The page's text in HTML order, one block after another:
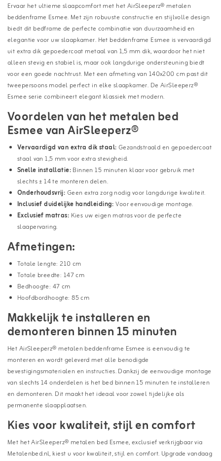
Ervaar het ultieme slaapcomfort met het AirSleeperz® metalen
beddenframe Esmee. Met zijn robuuste constructie en stijlvolle design
biedt dit bedframe de perfecte combinatie van duurzaamheid en
elegantie voor uw slaapkamer. Het beddenframe Esmee is vervaardigd
uit extra dik gepoedercoat metaal van 1,5 mm dik, waardoor het niet
alleen stevig en stabiel is, maar ook langdurige ondersteuning biedt
voor een goede nachtrust. Met een afmeting van 140x200 cm past dit
tweepersoons model perfect in elke slaapkamer. De AirSleeperz®
Esmee serie combineert elegant klassiek met modern.
Voordelen van het metalen bed
Esmee van AirSleeperz®
Vervaardigd van extra dik staal: Gezandstraald en gepoedercoat
staal van 1,5 mm voor extra stevigheid.
Snelle installatie:Binnen 15 minuten klaar voor gebruik met
slechts ± 14 te monteren delen.
Onderhoudsvrij: Geen extra zorg nodig voor langdurige kwaliteit.
Inclusief duidelijke handleiding:Voor eenvoudige montage.
Exclusief matras: Kies uw eigen matras voor de perfecte
slaapervaring.
Afmetingen:
Totale lengte: 210 cm
Totale breedte: 147 cm
Bedhoogte: 47 cm
Hoofdbordhoogte: 85 cm
Makkelijk te installeren en
demonteren binnen 15 minuten
Het AirSleeperz® metalen beddenframe Esmee is eenvoudig te
monteren en wordt geleverd met alle benodigde
bevestigingsmaterialen en instructies. Dankzij de eenvoudige montage
van slechts 14 onderdelen is het bed binnen 15 minuten te installeren
en demonteren. Dit maakt het ideaal voor zowel tijdelijke als
permanente slaapplaatsen.
Kies voor kwaliteit, stijl en comfort
Met het AirSleeperz® metalen bed Esmee, exclusief verkrijgbaar via
Metalenbed.nl, kiest u voor kwaliteit, stijl en comfort. Upgrade vandaag